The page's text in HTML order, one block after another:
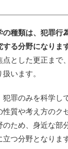
種類は、犯罪行
する分野になりま
点とした更正まで
います。
罪のみを科学し
性質や考え方のク
ため、身近な部
つ分野となります